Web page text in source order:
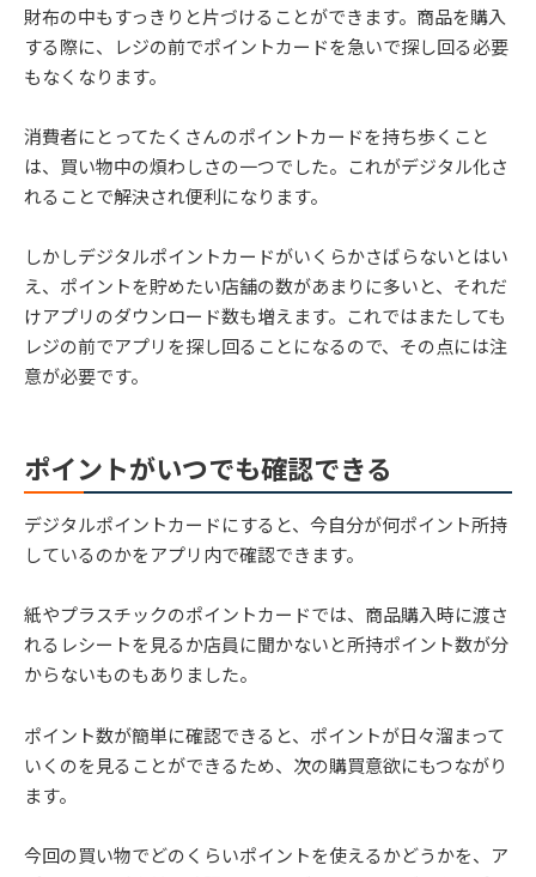
財布の中もすっきりと片づけることができます。商品を購入
する際に、レジの前でポイントカードを急いで探し回る必要
もなくなります。
消費者にとってたくさんのポイントカードを持ち歩くこと
は、買い物中の煩わしさの一つでした。これがデジタル化さ
れることで解決され便利になります。
しかしデジタルポイントカードがいくらかさばらないとはい
え、ポイントを貯めたい店舗の数があまりに多いと、それだ
けアプリのダウンロード数も増えます。これではまたしても
レジの前でアプリを探し回ることになるので、その点には注
意が必要です。
ポイントがいつでも確認できる
デジタルポイントカードにすると、今自分が何ポイント所持
しているのかをアプリ内で確認できます。
紙やプラスチックのポイントカードでは、商品購入時に渡さ
れるレシートを見るか店員に聞かないと所持ポイント数が分
からないものもありました。
ポイント数が簡単に確認できると、ポイントが日々溜まって
いくのを見ることができるため、次の購買意欲にもつながり
ます。
今回の買い物でどのくらいポイントを使えるかどうかを、ア